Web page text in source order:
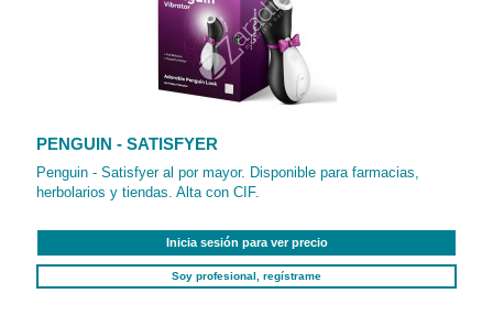
PENGUIN - SATISFYER
Penguin - Satisfyer al por mayor. Disponible para farmacias,
herbolarios y tiendas. Alta con CIF.
Inicia sesión para ver precio
Soy profesional, regístrame